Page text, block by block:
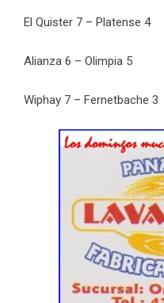
El Quister 7 – Platense 4
Alianza 6 – Olimpia 5
Wiphay 7 – Fernetbache 3